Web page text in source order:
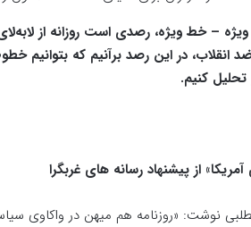
– خط ویژه، رصدی است روزانه از
انقلاب، در این رصد برآنیم که
تحلیل کنیم.
از پیشنهاد رسانه های غربگرا
نوشت: «روزنامه هم میهن در واکاوی